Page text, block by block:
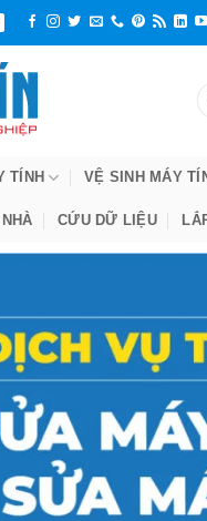
TÍNH VỆ SINH MÁY
CỨU DỮ LIỆU